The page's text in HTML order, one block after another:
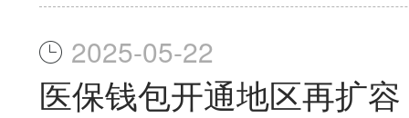
2025-05-22
医保钱包开通地区再扩